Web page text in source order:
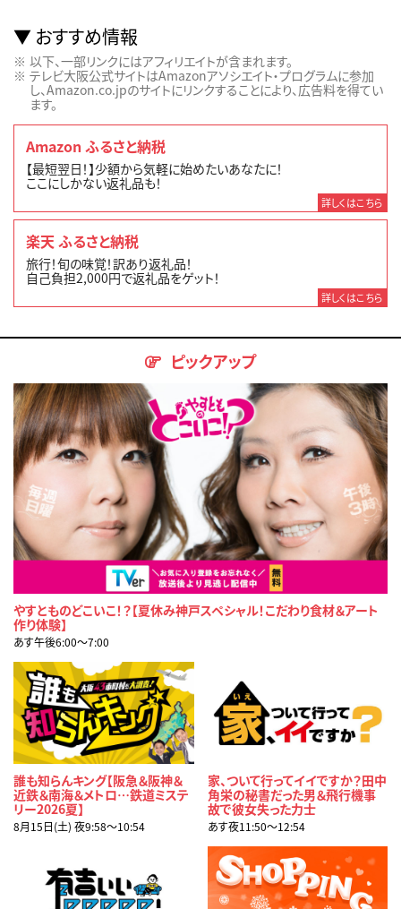
おすすめ情報
以下、一部リンクにはアフィリエイトが含まれます。
テレビ大阪公式サイトはAmazonアソシエイト・プログラムに参加
し、Amazon.co.jpのサイトにリンクすることにより、広告料を得てい
ます。
Amazon ふるさと納税
【最短翌日！】少額から気軽に始めたいあなたに！
ここにしかない返礼品も！
詳しくはこちら
楽天 ふるさと納税
旅行！旬の味覚！訳あり返礼品！
自己負担2,000円で返礼品をゲット！
詳しくはこちら
ピックアップ
やすとものどこいこ！？【夏休み神戸スペシャル！こだわり食材＆アート
作り体験】
あす午後6:00〜7:00
誰も知らんキング【阪急＆阪神＆
近鉄＆南海＆メトロ…鉄道ミステ
リー2026夏】
8月15日(土) 夜9:58〜10:54
家、ついて行ってイイですか？田中
角栄の秘書だった男＆飛行機事
故で彼女失った力士
あす夜11:50〜12:54